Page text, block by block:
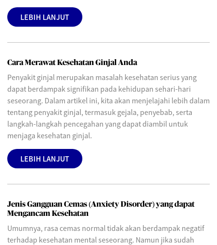
LEBIH LANJUT
Cara Merawat Kesehatan Ginjal Anda
Penyakit ginjal merupakan masalah kesehatan serius yang
dapat berdampak signifikan pada kehidupan sehari-hari
seseorang. Dalam artikel ini, kita akan menjelajahi lebih dalam
tentang penyakit ginjal, termasuk gejala, penyebab, serta
langkah-langkah pencegahan yang dapat diambil untuk
menjaga kesehatan ginjal.
LEBIH LANJUT
Jenis Gangguan Cemas (Anxiety Disorder) yang dapat
Mengancam Kesehatan
Umumnya, rasa cemas normal tidak akan berdampak negatif
terhadap kesehatan mental seseorang. Namun jika sudah